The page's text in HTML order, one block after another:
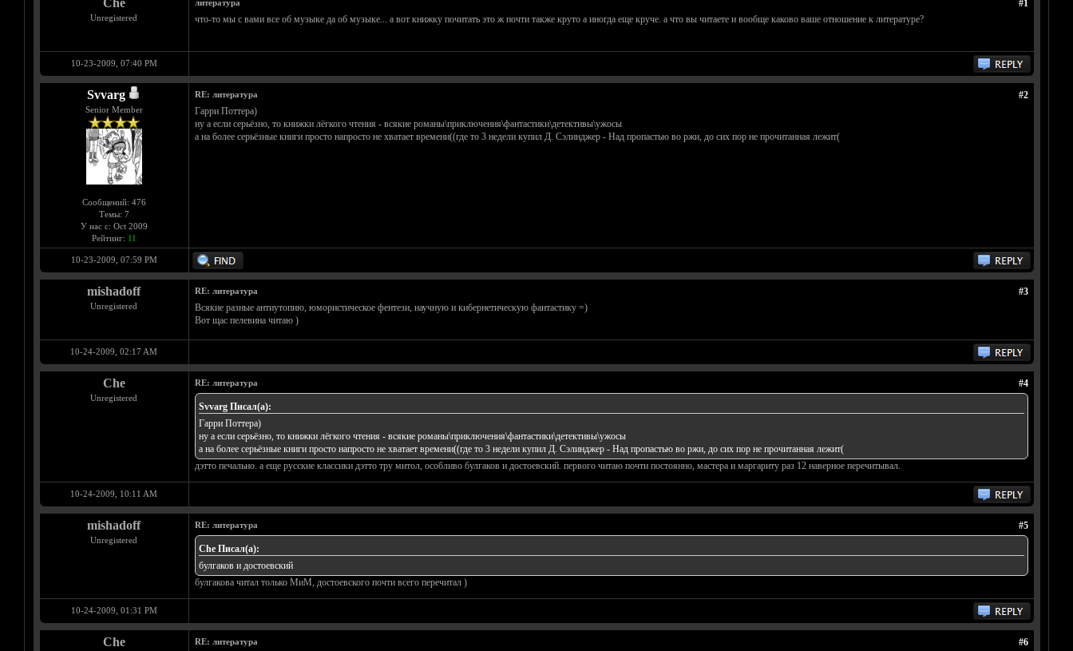
Che
Unregistered
#1
литература
что-то мы с вами все об музыке да об музыке... а вот книжку почитать это ж почти также круто а иногда еще круче. а что вы читаете и вообще каково ваше отношение к литературе?
10-23-2009, 07:40 PM
Svvarg
Senior Member
Сообщений: 476
Темы: 7
У нас с: Oct 2009
Рейтинг: 11
#2
RE: литература
Гарри Поттера)
ну а если серьёзно, то книжки лёгкого чтения - всякие романы\приключения\фантастики\детективы\ужосы
а на более серьёзные книги просто напросто не хватает времени((где то 3 недели купил Д. Сэлинджер - Над пропастью во ржи, до сих пор не прочитанная лежит(
10-23-2009, 07:59 PM
mishadoff
Unregistered
#3
RE: литература
Всякие разные антиутопию, юмористическое фентези, научную и кибернетическую фантастику =)
Вот щас пелевина читаю )
10-24-2009, 02:17 AM
Che
Unregistered
#4
RE: литература
Svvarg Писал(а):
Гарри Поттера)
ну а если серьёзно, то книжки лёгкого чтения - всякие романы\приключения\фантастики\детективы\ужосы
а на более серьёзные книги просто напросто не хватает времени((где то 3 недели купил Д. Сэлинджер - Над пропастью во ржи, до сих пор не прочитанная лежит(
дэтто печально. а еще русские классики дэтто тру митол, особливо булгаков и достоевский. первого читаю почти постоянно, мастера и маргариту раз 12 наверное перечитывал.
10-24-2009, 10:11 AM
mishadoff
Unregistered
#5
RE: литература
Che Писал(а):
булгаков и достоевский
булгакова читал только МиМ, достоевского почти всего перечитал )
10-24-2009, 01:31 PM
Che #6
RE: литература